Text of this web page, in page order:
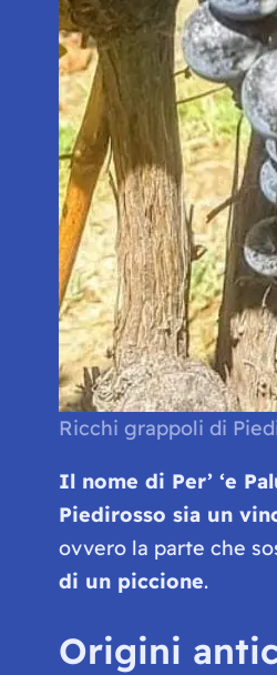
Ricchi grappoli di
Il nome di Per’ ‘e
Piedirosso sia un
ovvero la parte che
di un piccione.
Origini